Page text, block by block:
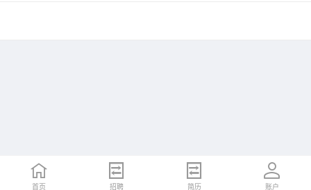
首页 招聘 简历 账户